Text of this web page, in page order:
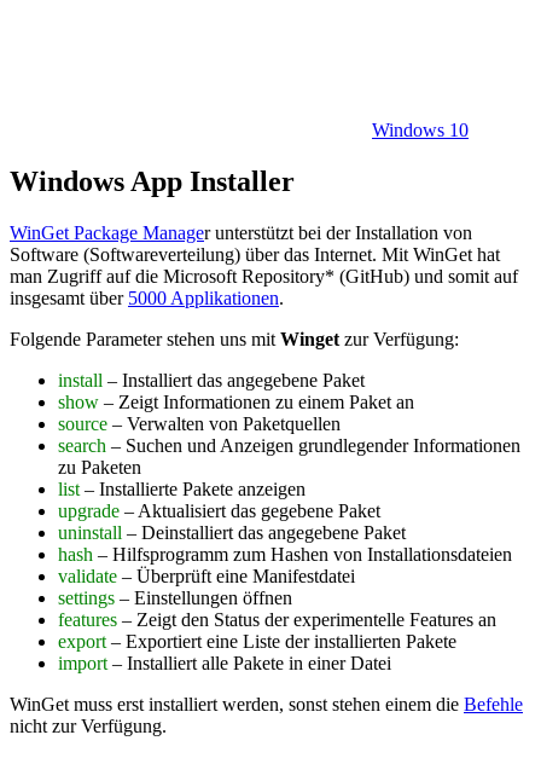
Windows 10
Windows App Installer
WinGet Package Manager unterstützt bei der Installation von
Software (Softwareverteilung) über das Internet. Mit WinGet hat
man Zugriff auf die Microsoft Repository* (GitHub) und somit auf
insgesamt über 5000 Applikationen.
Folgende Parameter stehen uns mit Winget zur Verfügung:
install – Installiert das angegebene Paket
show – Zeigt Informationen zu einem Paket an
source – Verwalten von Paketquellen
search – Suchen und Anzeigen grundlegender Informationen
zu Paketen
list – Installierte Pakete anzeigen
upgrade – Aktualisiert das gegebene Paket
uninstall – Deinstalliert das angegebene Paket
hash – Hilfsprogramm zum Hashen von Installationsdateien
validate – Überprüft eine Manifestdatei
settings – Einstellungen öffnen
features – Zeigt den Status der experimentelle Features an
export – Exportiert eine Liste der installierten Pakete
import – Installiert alle Pakete in einer Datei
WinGet muss erst installiert werden, sonst stehen einem die Befehle
nicht zur Verfügung.